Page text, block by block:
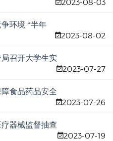
2023-08-03
“半年
2023-08-02
召开大学生实
2023-07-27
食品药品安全
2023-07-26
器械监督抽查
2023-07-19